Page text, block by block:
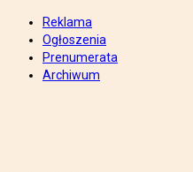
Reklama
Ogłoszenia
Prenumerata
Archiwum